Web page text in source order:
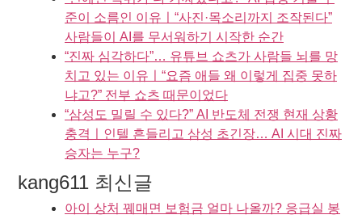
준이 소름인 이유ㅣ“사진·목소리까지 조작된다”
사람들이 AI를 무서워하기 시작한 순간
“진짜 심각하다”… 유튜브 쇼츠가 사람들 뇌를 망
치고 있는 이유ㅣ“요즘 애들 왜 이렇게 집중 못하
냐고?” 전부 쇼츠 때문이었다
“삼성도 밀릴 수 있다?” AI 반도체 전쟁 현재 상황
충격ㅣ인텔 흔들리고 삼성 초긴장… AI 시대 진짜
승자는 누구?
kang611 최신글
아이 상처 꿰매면 보험금 얼마 나올까? 응급실 봉